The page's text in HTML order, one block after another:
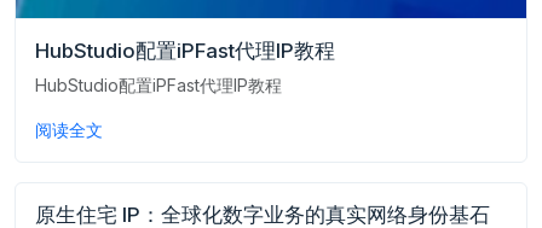
HubStudio配置iPFast代理IP教程
HubStudio配置iPFast代理IP教程
阅读全文
原生住宅 IP：全球化数字业务的真实网络身份基石